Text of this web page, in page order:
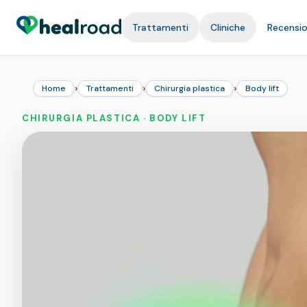
Trattamenti Cliniche
Home › Trattamenti › Chirurgia plastica › Body lift
CHIRURGIA PLASTICA · BODY LIFT